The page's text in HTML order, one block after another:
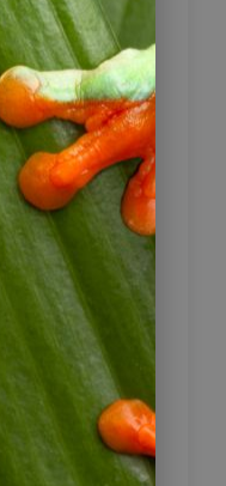
Eines
Finca
Vogelarten
dem Hoch-
Zur
Hektar
Kilometer
mit
bis zu
und sehr